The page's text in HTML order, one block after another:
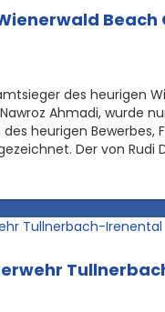
Beach
des heurigen
Ahmadi, wurde
heurigen Bewerbes,
Der von Rudi